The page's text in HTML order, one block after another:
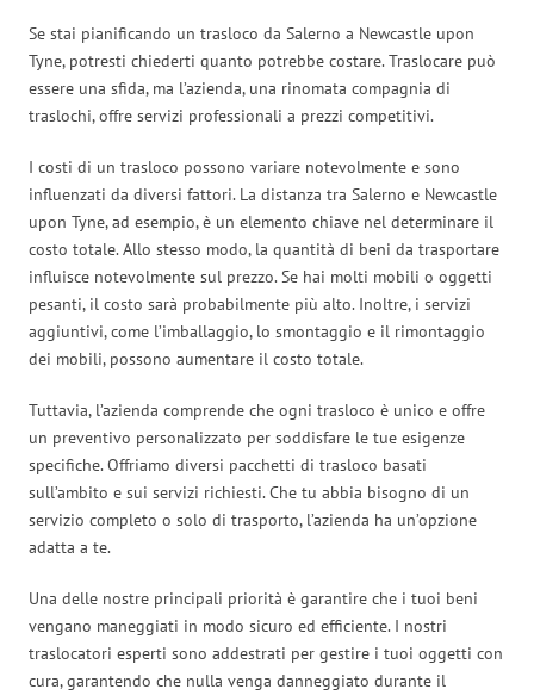
Se stai pianificando un trasloco da Salerno a Newcastle upon
Tyne, potresti chiederti quanto potrebbe costare. Traslocare può
essere una sfida, ma l’azienda, una rinomata compagnia di
traslochi, offre servizi professionali a prezzi competitivi.
I costi di un trasloco possono variare notevolmente e sono
influenzati da diversi fattori. La distanza tra Salerno e Newcastle
upon Tyne, ad esempio, è un elemento chiave nel determinare il
costo totale. Allo stesso modo, la quantità di beni da trasportare
influisce notevolmente sul prezzo. Se hai molti mobili o oggetti
pesanti, il costo sarà probabilmente più alto. Inoltre, i servizi
aggiuntivi, come l’imballaggio, lo smontaggio e il rimontaggio
dei mobili, possono aumentare il costo totale.
Tuttavia, l’azienda comprende che ogni trasloco è unico e offre
un preventivo personalizzato per soddisfare le tue esigenze
specifiche. Offriamo diversi pacchetti di trasloco basati
sull’ambito e sui servizi richiesti. Che tu abbia bisogno di un
servizio completo o solo di trasporto, l’azienda ha un’opzione
adatta a te.
Una delle nostre principali priorità è garantire che i tuoi beni
vengano maneggiati in modo sicuro ed efficiente. I nostri
traslocatori esperti sono addestrati per gestire i tuoi oggetti con
cura, garantendo che nulla venga danneggiato durante il